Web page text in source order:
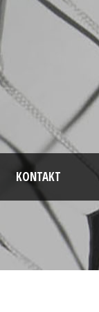
KONTAKT